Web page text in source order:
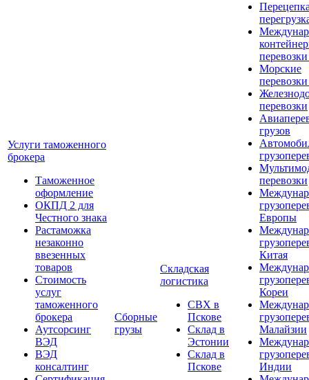
Услуги таможенного
брокера
Таможенное
оформление
ОКПД 2 для
Честного знака
Растаможка
незаконно
ввезенных
товаров
Стоимость
услуг
таможенного
брокера
Аутсорсинг
ВЭД
ВЭД
консалтинг
Сборные
грузы
Складская
логистика
СВХ в
Пскове
Склад в
Эстонии
Склад в
Пскове
Морские
перевозки
грузов
перевозки
Европы
Китая
Кореи
Малайзии
Индии